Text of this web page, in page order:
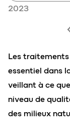
2023
Les traitements
essentiel dans
veillant à ce
niveau de
des milieux